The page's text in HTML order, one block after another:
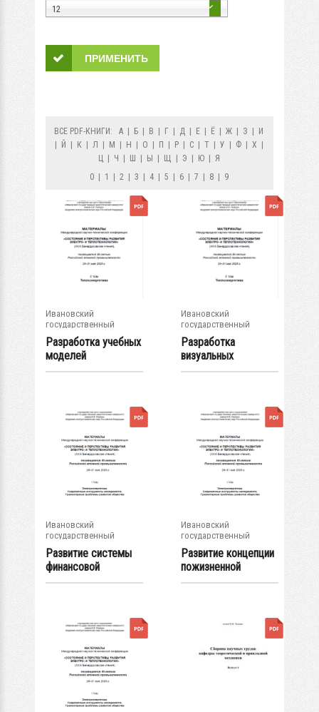
12
ВСЕ PDF-КНИГИ: А Б В Г Д Е Ё Ж З
И
Й К Л М Н О П Р С Т У Ф Х
Ц
Ч Ш Ы Щ Э Ю
Я
0
1 2 3 4 5 6 7 8 9
Ивановский
государственный
энергетический...
Разработка учебных
моделей
энергетических...
Ивановский
государственный
энергетический...
Разработка
визуальных
двойников датчика
Ивановский
государственный
энергетический...
Развитие системы
финансовой
поддержки
Ивановский
государственный
энергетический...
Развитие концепции
пожизненной
ценности клиента